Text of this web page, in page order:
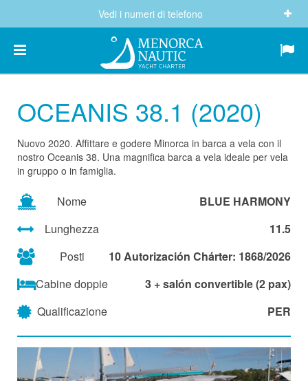
Vedi i numeri di telefono
(+34) 682 605 244
OCEANIS 38.1 (2020)
Nuovo 2020. Affittare e godere Minorca in barca a vela con il
nostro Oceanis 38. Una magnifica barca a vela ideale per vela
in gruppo o in famiglia.
Nome
BLUE HARMONY
Lunghezza
11.5
Posti
10 Autorización Chárter: 1868/2026
Cabine doppie
3 + salón convertible (2 pax)
Qualificazione
PER